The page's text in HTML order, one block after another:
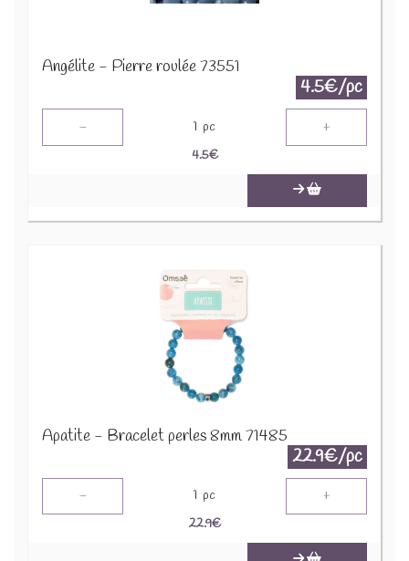
Angélite - Pierre roulée 73551
4.5€/pc
- 1 pc +
4.5€
Apatite - Bracelet perles 8mm 71485
22.9€/pc
- 1 pc +
22.9€